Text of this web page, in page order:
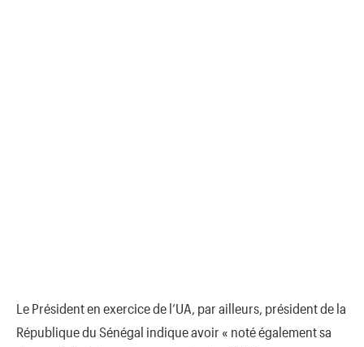
Le Président en exercice de l’UA, par ailleurs, président de la
République du Sénégal indique avoir « noté également sa